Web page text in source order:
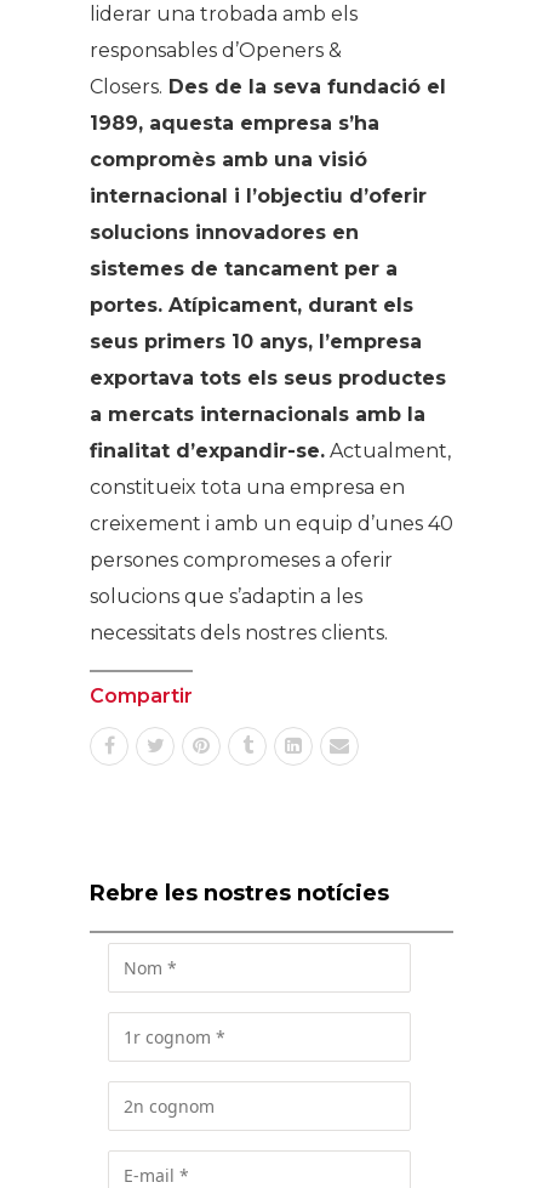
liderar una trobada amb els
responsables d’Openers &
Closers. Des de la seva fundació el
1989, aquesta empresa s’ha
compromès amb una visió
internacional i l’objectiu d’oferir
solucions innovadores en
sistemes de tancament per a
portes. Atípicament, durant els
seus primers 10 anys, l’empresa
exportava tots els seus productes
a mercats internacionals amb la
finalitat d’expandir-se. Actualment,
constitueix tota una empresa en
creixement i amb un equip d’unes 40
persones compromeses a oferir
solucions que s’adaptin a les
necessitats dels nostres clients.
Compartir
Rebre les nostres notícies